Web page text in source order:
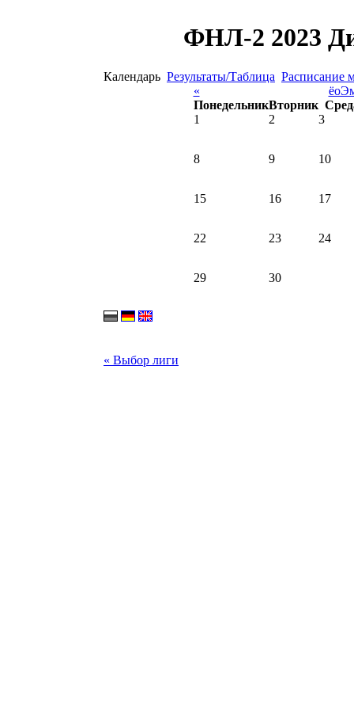
ФНЛ-2 2023
Календарь Результаты/Таблица Расписание
«
ПонедельникВторник
1
2 3
8 9 10
15 16 17
22 23 24
29 30
« Выбор лиги